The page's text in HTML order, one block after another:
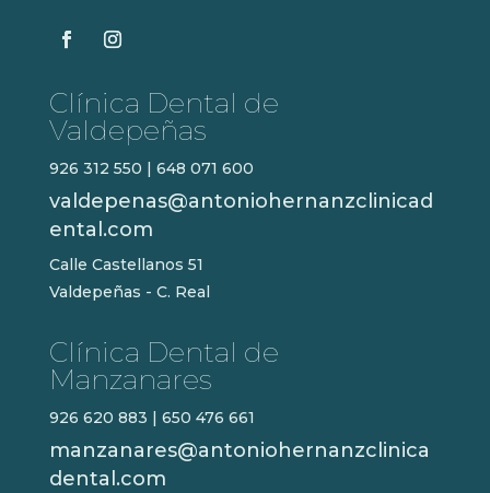
Clínica Dental de
Valdepeñas
926 312 550 | 648 071 600
valdepenas@antoniohernanzclinicad
ental.com
Calle Castellanos 51
Valdepeñas - C. Real
Clínica Dental de
Manzanares
926 620 883 | 650 476 661
manzanares@antoniohernanzclinica
dental.com